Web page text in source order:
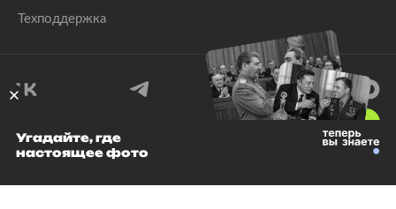
Техподдержка
© 1999–2026 Все права защищены.
Угадайте, где
настоящее фото